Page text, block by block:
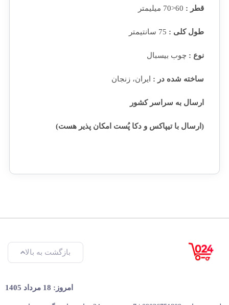
قطر :
طول کلی :
نوع : چوب بیسبال
ساخته شده در : ایران، زنجان
ارسال به سراسر کشور
(ارسال با تیپاکس و دکا پُست امکان پذیر هست)
بازگشت به بالا
امروز: 18 مرداد 1405